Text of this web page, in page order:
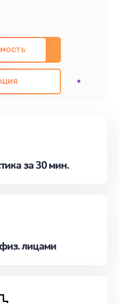
знаниями и
ремонт с
компонентов, а
всех
- предоставить
записаться на
за 30 мин.
лицами